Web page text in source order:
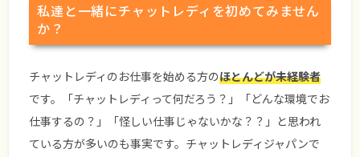
私達と一緒にチャットレディを初めてみません
か？
チャットレディのお仕事を始める方のほとんどが未経験者
です。「チャットレディって何だろう？」「どんな環境でお
仕事するの？」「怪しい仕事じゃないかな？？」と思われ
ている方が多いのも事実です。チャットレディジャパンで